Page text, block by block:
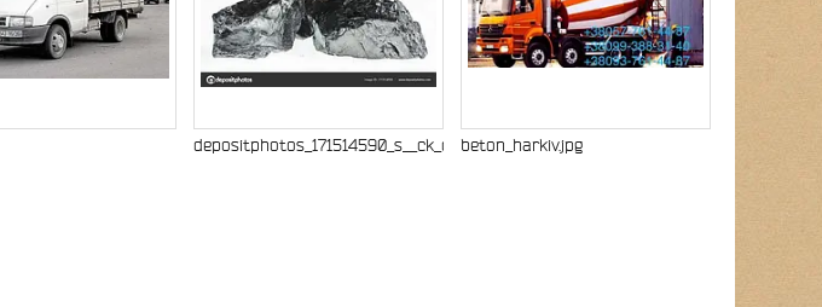
depositphotos_171514590_s__ck_coal_mine_close_up.jpg
beton_harkiv.jpg